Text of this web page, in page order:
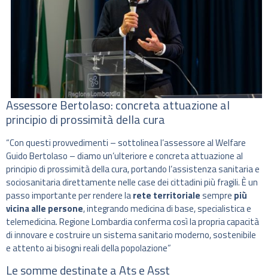
Assessore Bertolaso: concreta attuazione al
principio di prossimità della cura
“Con questi provvedimenti – sottolinea l’assessore al Welfare
Guido Bertolaso – diamo un’ulteriore e concreta attuazione al
principio di prossimità della cura, portando l’assistenza sanitaria e
sociosanitaria direttamente nelle case dei cittadini più fragili. È un
passo importante per rendere larete territorialesempre più
vicina alle persone, integrando medicina di base, specialistica e
telemedicina. Regione Lombardia conferma così la propria capacità
di innovare e costruire un sistema sanitario moderno, sostenibile
e attento ai bisogni reali della popolazione”
Le somme destinate a Ats e Asst